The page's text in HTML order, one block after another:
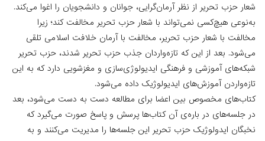
شعار حزب تحریر از نظر آرمان‌گرایی، جوانان و دانشجویان را اغوا می‌کند.
به‌نوعی هیچ‌کسی نمی‌تواند با شعار حزب تحریر مخالفت کند؛ زیرا
مخالفت با شعار حزب تحریر، مخالفت با آرمان خلافت اسلامی تلقی
می‌شود. بعد از این ‌که تازه‌واردان جذب حزب تحریر شدند، حزب تحریر
شبکه‌های آموزشی و فرهنگی ایدیولوژی‌سازی و مغزشویی دارد که به این
تازه‌واردن آموزش‌های ایدیولوژیک داده می‌شود.
کتاب‌های مخصوص بین اعضا برای مطالعه دست به دست می‌شود، بعد
در جلسه‌های در باره‌ی آن کتاب‌ها پرسش و پاسخ صورت می‌گیرد که
نخبگان ایدولوژیک حزب تحریر این جلسه‌ها را مدیریت می‌کنند و به